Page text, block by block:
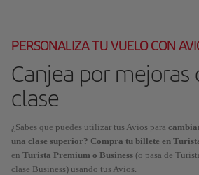
PERSONALIZA TU VUELO CON
Canjea por mejoras
clase
¿Sabes que puedes utilizar tus Avios para
una clase superior? Compra tu billete en
en Turista Premium o Business (o pasa de
clase Business) usando tus Avios.